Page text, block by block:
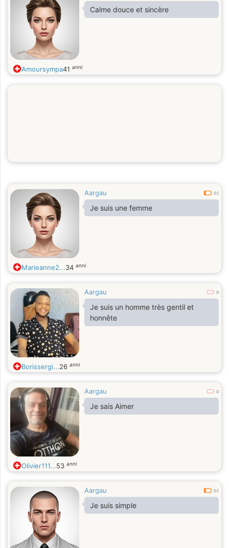
Calme douce et sincère
Amoursympa41 anni
Aargau 0.1
Je suis une femme
Marieanne2...34 anni
Aargau 0
Je suis un homme très gentil et
honnête
Borissergi...26 anni
Aargau 0
Je sais Aimer
Olivier111...53 anni
Aargau 0.1
Je suis simple